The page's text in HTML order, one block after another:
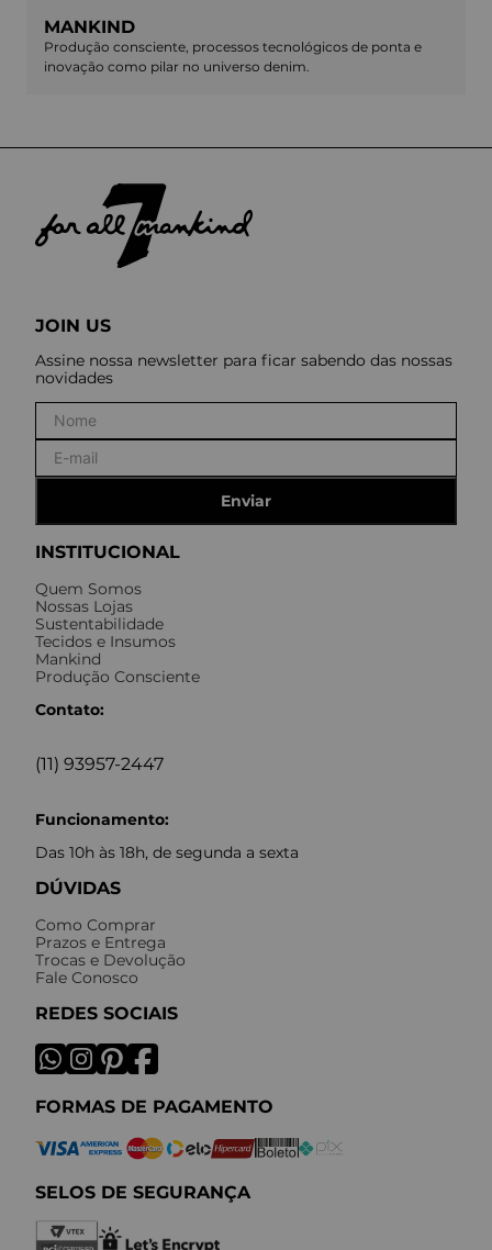
MANKIND
Produção consciente, processos tecnológicos de ponta e
inovação como pilar no universo denim.
INSTITUCIONAL
Quem Somos
Nossas Lojas
Sustentabilidade
Tecidos e Insumos
Mankind
Produção Consciente
Contato:
(11) 93957-2447
Funcionamento:
Das 10h às 18h, de segunda a sexta
DÚVIDAS
Como Comprar
Prazos e Entrega
Trocas e Devolução
Fale Conosco
REDES SOCIAIS
FORMAS DE PAGAMENTO
SELOS DE SEGURANÇA
JOIN US
Assine nossa newsletter para ficar sabendo das nossas
novidades
Enviar